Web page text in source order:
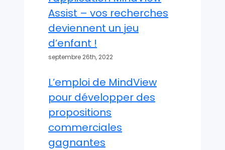
Assist – vos recherches
deviennent un jeu
d’enfant !
septembre 26th, 2022
L’emploi de MindView
pour développer des
propositions
commerciales
gagnantes